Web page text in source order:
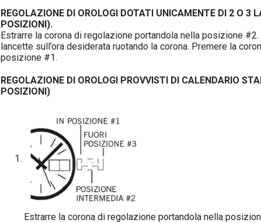
High
Jet Star
REGOLAZIONE DI OROLOGI DOTATI UNICAMENTE DI 2 O 3
POSIZIONI).
Estrarre la corona di regolazione portandola nella posizione
lancette sull’ora desiderata ruotando la corona. Premere la
posizione #1.
REGOLAZIONE DI OROLOGI PROVVISTI DI CALENDARIO
POSIZIONI)
Estrarre la corona di regolazione portandola nella